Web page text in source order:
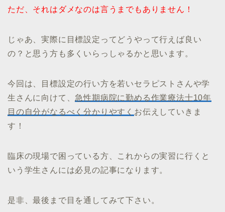
ただ、それはダメなのは言うまでもありません！
じゃあ、実際に目標設定ってどうやって行えば良い
の？と思う方も多くいらっしゃるかと思います。
今回は、目標設定の行い方を若いセラピストさんや学
生さんに向けて、 急性期病院に勤める作業療法士10年
目の自分がなるべく分かりやすく お伝えしていきま
す！
臨床の現場で困っている方、これからの実習に行くと
いう学生さんには必見の記事になります。
是非、最後まで目を通してみて下さい。